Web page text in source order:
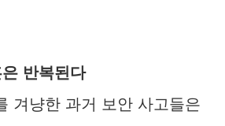
반복된다
겨냥한 과거 보안 사고들은